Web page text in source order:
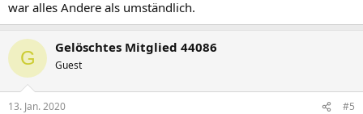
war alles Andere als umständlich.
G Gelöschtes Mitglied 44086
Guest
13. Jan. 2020 #5